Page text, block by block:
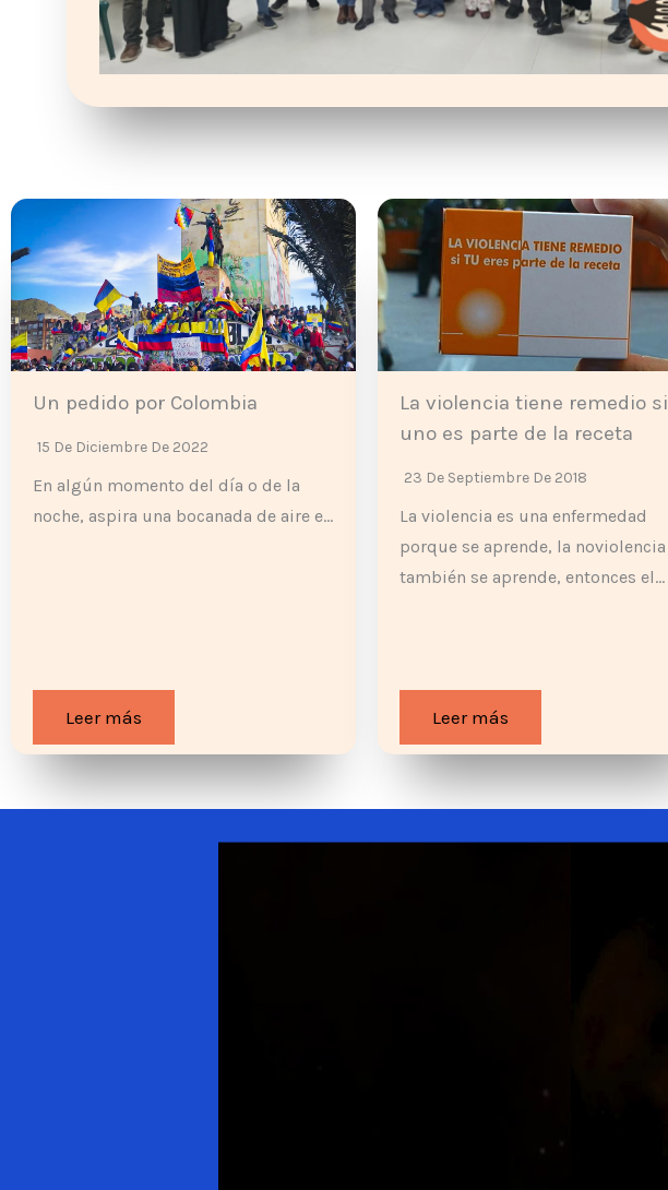
Un pedido por Colombia
15 De Diciembre De 2022
En algún momento del día o de la
noche, aspira una bocanada de aire e…
Leer más
La violencia tiene remedio si
uno es parte de la receta
23 De Septiembre De 2018
La violencia es una enfermedad
porque se aprende, la noviolencia
también se aprende, entonces el…
Leer más